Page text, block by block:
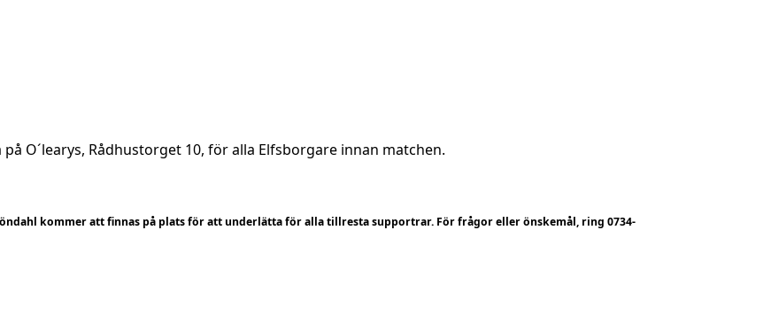
O´learys, Rådhustorget 10, för alla Elfsborgare innan matchen.
kommer att finnas på plats för att underlätta för alla tillresta supportrar. För frågor eller önskemål, ring 0734-